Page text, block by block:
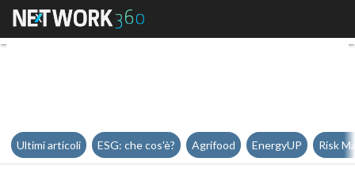
Il digitale per gli allevamenti
Ultimi articoli ESG: che cos'è? Agrifood EnergyUP Risk